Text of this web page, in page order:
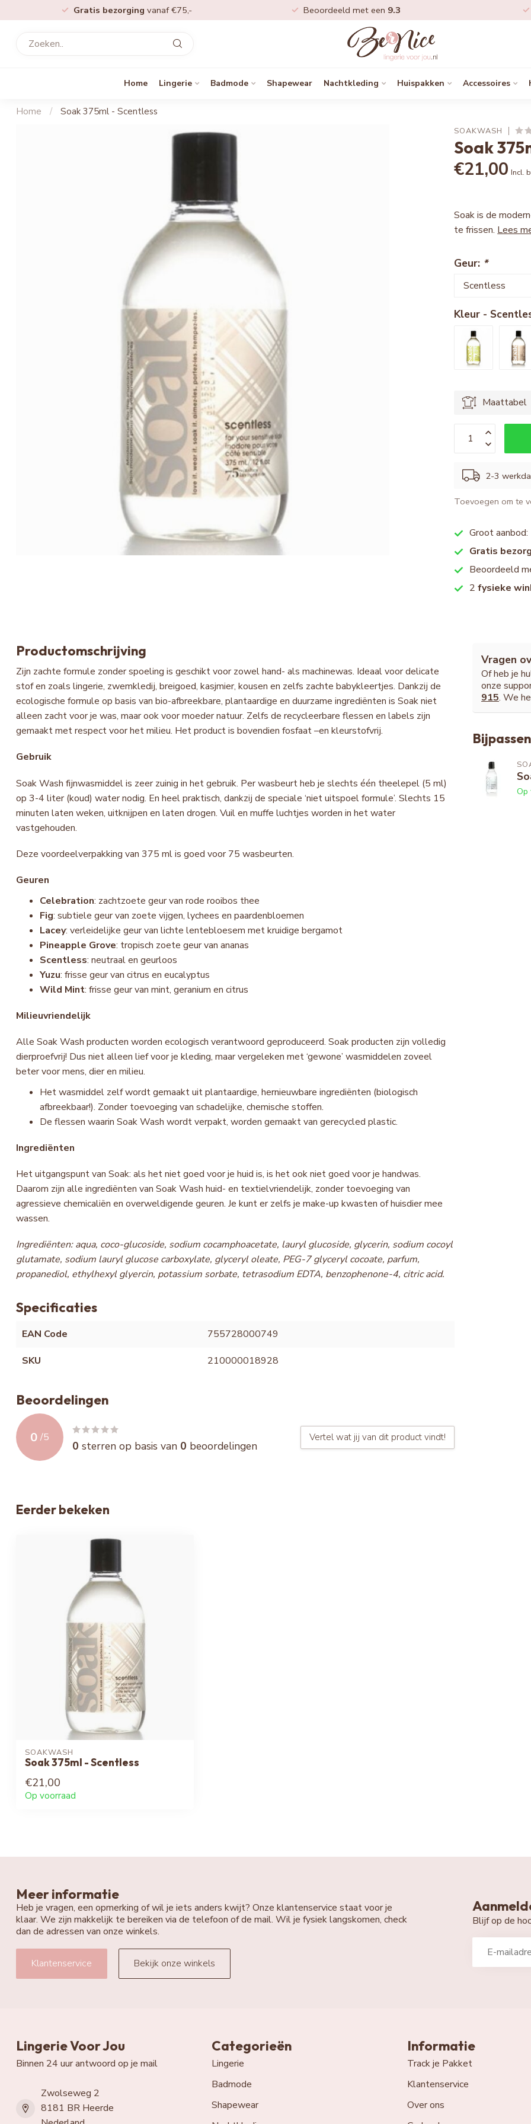
Gratis bezorging vanaf €75,- Beoordeeld met een 9.3
Home Lingerie Badmode Shapewear Nachtkleding Huispakken Accessoires
Home / Soak 375ml - Scentless
SOAKWASH
Soak
€21,00 Incl.
Soak is de
te frissen. Lees
Geur: *
Kleur -
Maattabel
2-3
Toevoegen om te
Groot aanbod:
Gratis
Beoordeeld
2fysieke
Productomschrijving
Zijn zachte formule zonder spoeling is geschikt voor zowel hand- als machinewas. Ideaal voor delicate
stof en zoals lingerie, zwemkledij, breigoed, kasjmier, kousen en zelfs zachte babykleertjes. Dankzij de
ecologische formule op basis van bio-afbreekbare, plantaardige en duurzame ingrediënten is Soak niet
alleen zacht voor je was, maar ook voor moeder natuur. Zelfs de recycleerbare flessen en labels zijn
gemaakt met respect voor het milieu. Het product is bovendien fosfaat –en kleurstofvrij.
Gebruik
Soak Wash fijnwasmiddel is zeer zuinig in het gebruik. Per wasbeurt heb je slechts één theelepel (5 ml)
op 3-4 liter (koud) water nodig. En heel praktisch, dankzij de speciale ‘niet uitspoel formule’. Slechts 15
minuten laten weken, uitknijpen en laten drogen. Vuil en muffe luchtjes worden in het water
vastgehouden.
Deze voordeelverpakking van 375 ml is goed voor 75 wasbeurten.
Geuren
Celebration: zachtzoete geur van rode rooibos thee
Fig: subtiele geur van zoete vijgen, lychees en paardenbloemen
Lacey: verleidelijke geur van lichte lentebloesem met kruidige bergamot
Pineapple Grove: tropisch zoete geur van ananas
Scentless: neutraal en geurloos
Yuzu: frisse geur van citrus en eucalyptus
Wild Mint: frisse geur van mint, geranium en citrus
Milieuvriendelijk
Alle Soak Wash producten worden ecologisch verantwoord geproduceerd. Soak producten zijn volledig
dierproefvrij! Dus niet alleen lief voor je kleding, maar vergeleken met ‘gewone’ wasmiddelen zoveel
beter voor mens, dier en milieu.
Het wasmiddel zelf wordt gemaakt uit plantaardige, hernieuwbare ingrediënten (biologisch
afbreekbaar!). Zonder toevoeging van schadelijke, chemische stoffen.
De flessen waarin Soak Wash wordt verpakt, worden gemaakt van gerecycled plastic.
Ingrediënten
Het uitgangspunt van Soak: als het niet goed voor je huid is, is het ook niet goed voor je handwas.
Daarom zijn alle ingrediënten van Soak Wash huid- en textielvriendelijk, zonder toevoeging van
agressieve chemicaliën en overweldigende geuren. Je kunt er zelfs je make-up kwasten of huisdier mee
wassen.
Ingrediënten: aqua, coco-glucoside, sodium cocamphoacetate, lauryl glucoside, glycerin, sodium cocoyl
glutamate, sodium lauryl glucose carboxylate, glyceryl oleate, PEG-7 glyceryl cocoate, parfum,
propanediol, ethylhexyl glyercin, potassium sorbate, tetrasodium EDTA, benzophenone-4, citric acid.
Specificaties
EAN Code 755728000749
SKU 210000018928
Beoordelingen
0 /5
0 sterren op basis van 0 beoordelingen
Vertel wat jij van dit product vindt!
Vragen
Of heb je
onze
915. We
Op
Eerder bekeken
SOAKWASH
Soak 375ml - Scentless
€21,00
Op voorraad
Meer informatie
Heb je vragen, een opmerking of wil je iets anders kwijt? Onze klantenservice staat voor je
klaar. We zijn makkelijk te bereiken via de telefoon of de mail. Wil je fysiek langskomen, check
dan de adressen van onze winkels.
Klantenservice Bekijk onze winkels
Blijf op de
Lingerie Voor Jou
Binnen 24 uur antwoord op je mail
Zwolseweg 2
8181 BR Heerde
Categorieën
Lingerie
Badmode
Shapewear
Informatie
Track je Pakket
Klantenservice
Over ons